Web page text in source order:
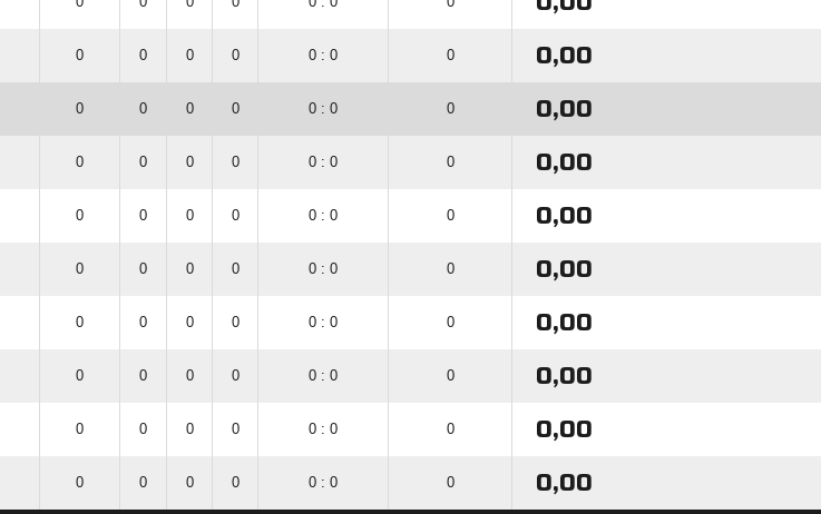
0 0 0 0 0 : 0 0 0,00
0 0 0 0 0 : 0 0 0,00
0 0 0 0 0 : 0 0 0,00
0 0 0 0 0 : 0 0 0,00
0 0 0 0 0 : 0 0 0,00
0 0 0 0 0 : 0 0 0,00
0 0 0 0 0 : 0 0 0,00
0 0 0 0 0 : 0 0 0,00
0 0 0 0 0 : 0 0 0,00